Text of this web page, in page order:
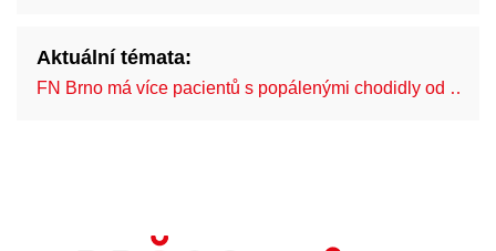
Aktuální témata:
FN Brno má více pacientů s popálenými chodidly od …